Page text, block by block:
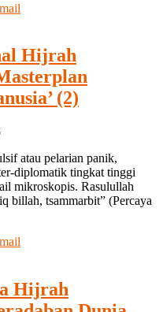
Hijrah
(2)
atau pelarian panik,
diplomatik tingkat tinggi
mikroskopis. Rasulullah
billah, tsammarbit” (Percaya
Hijrah